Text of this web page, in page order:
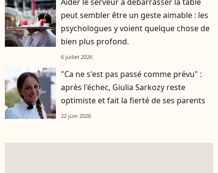
peut sembler être un geste aimable : les
psychologues y voient quelque chose de
bien plus profond.
6 juillet 2026
"Ca ne s'est pas passé comme prévu" :
après l'échec, Giulia Sarkozy reste
optimiste et fait la fierté de ses parents
22 juin 2026